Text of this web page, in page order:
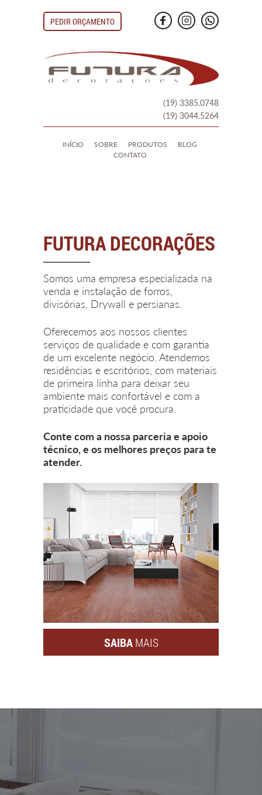
Futura
PEDIR ORÇAMENTO
(19) 3385.0748
(19) 3044.5264
INÍCIO SOBRE PRODUTOS
BLOG
CONTATO
FUTURA DECORAÇÕES
Somos uma empresa especializada na
venda e instalação de forros,
divisórias, Drywall e persianas.
Oferecemos aos nossos clientes
serviços de qualidade e com garantia
de um excelente negócio. Atendemos
residências e escritórios, com materiais
de primeira linha para deixar seu
ambiente mais confortável e com a
praticidade que você procura.
Conte com a nossa parceria e apoio
técnico, e os melhores preços para te
atender.
SAIBAMAIS